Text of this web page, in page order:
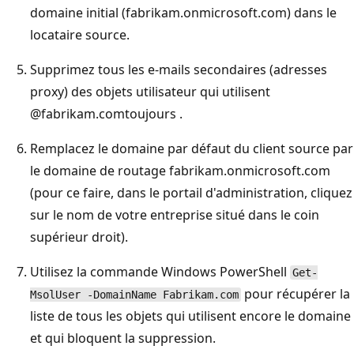
domaine initial (fabrikam.onmicrosoft.com) dans le
locataire source.
Supprimez tous les e-mails secondaires (adresses
proxy) des objets utilisateur qui utilisent
@fabrikam.comtoujours .
Remplacez le domaine par défaut du client source par
le domaine de routage fabrikam.onmicrosoft.com
(pour ce faire, dans le portail d'administration, cliquez
sur le nom de votre entreprise situé dans le coin
supérieur droit).
Utilisez la commande Windows PowerShell Get-
MsolUser -DomainName Fabrikam.com pour récupérer la
liste de tous les objets qui utilisent encore le domaine
et qui bloquent la suppression.